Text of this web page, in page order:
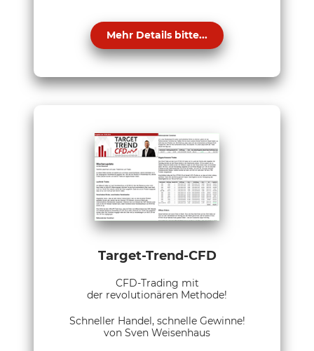
Mehr Details bitte...
Target-Trend-CFD
CFD-Trading mit
der revolutionären Methode!
Schneller Handel, schnelle Gewinne!
von Sven Weisenhaus